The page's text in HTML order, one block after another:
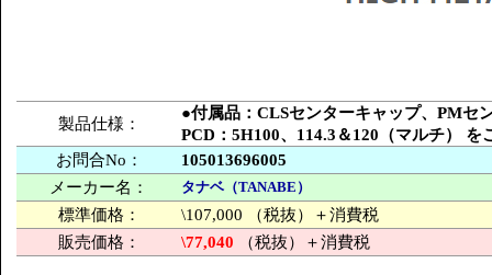
製品仕様：
●付属品：CLSセンターキャップ、PM
PCD：5H100、114.3＆120（マルチ） を
お問合No：
105013696005
メーカー名：
タナベ（TANABE）
標準価格：
\107,000 （税抜）＋消費税
販売価格：
\77,040 （税抜）＋消費税